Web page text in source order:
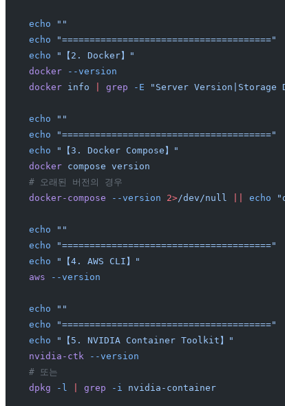
echo ""
echo "======================================"
echo "【2. Docker】"
docker --version
docker info grep -E "Server Version|Storage
echo ""
echo "======================================"
echo "【3. Docker Compose】"
docker compose version
# 오래된 버전의 경우
docker-compose --version 2>/dev/null echo
echo ""
echo "======================================"
echo "【4. AWS CLI】"
aws --version
echo ""
echo "======================================"
echo "【5. NVIDIA Container Toolkit】"
nvidia-ctk --version
# 또는
dpkg -l grep -i nvidia-container